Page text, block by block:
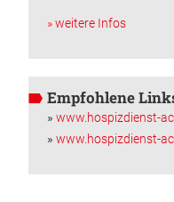
» weitere Infos
Empfohlene
»www.hospizdienst-
»www.hospizdienst-